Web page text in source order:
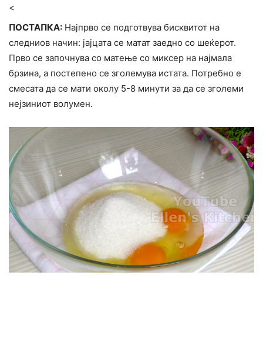
<
ПОСТАПКА: Најпрво се подготвува бисквитот на
следниов начин: јајцата се матат заедно со шеќерот.
Прво се започнува со матење со миксер на најмала
брзина, а постепено се зголемува истата. Потребно е
смесата да се мати околу 5-8 минути за да се зголеми
нејзиниот волумен.